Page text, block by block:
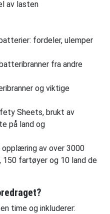
av lasten
fordeler, ulemper
fra andre
og viktige
Sheets, brukt av
på land og
opplæring av over 3000
150 fartøyer og 10 land de
time og inkluderer: